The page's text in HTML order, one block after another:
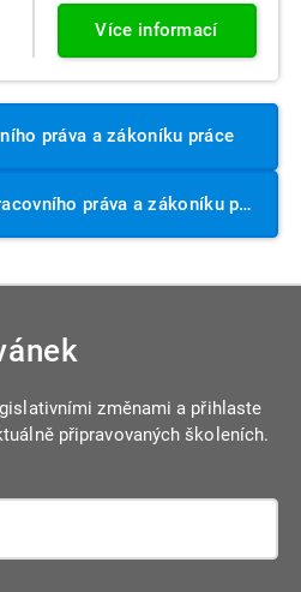
Více informací
práva a zákoníku práce
Videozáznamy pracovního práva a zákoníku práce
změnami a přihlaste
připravovaných školeních.